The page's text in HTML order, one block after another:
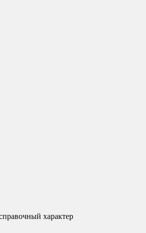
характер